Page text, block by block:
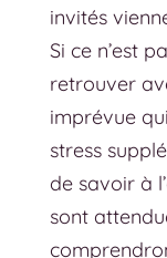
invités
Si ce n’est
retrouver
imprévue
stress
de savoir à
sont